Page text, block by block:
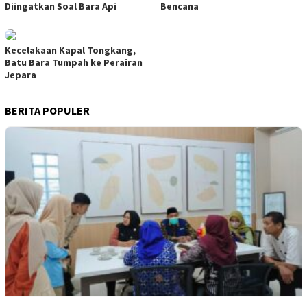
Diingatkan Soal Bara Api
Bencana
Kecelakaan Kapal Tongkang,
Batu Bara Tumpah ke Perairan
Jepara
BERITA POPULER